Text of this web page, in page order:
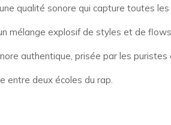
qualité sonore qui capture toutes les
mélange explosif de styles et de
authentique, prisée par les puristes
entre deux écoles du rap.